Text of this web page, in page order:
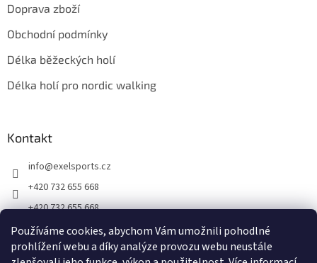
Používáme cookies, abychom Vám umožnili pohodlné
prohlížení webu a díky analýze provozu webu neustále
Doprava zboží
Obchodní podmínky
Délka běžeckých holí
Délka holí pro nordic walking
Kontakt
info@exelsports.cz
+420 732 655 668
+420 732 655 668
https://www.facebook.com/exel.hole.cz
exel_hole_cz_sk